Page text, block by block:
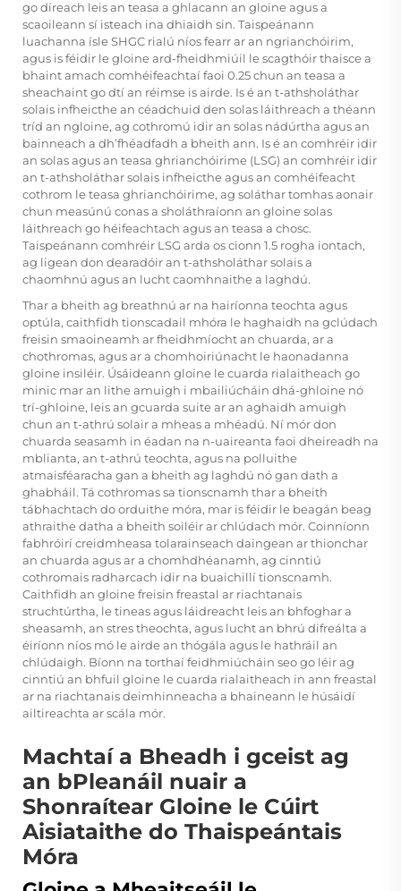
go díreach leis an teasa a ghlacann an gloine agus a
scaoileann sí isteach ina dhiaidh sin. Taispeánann
luachanna ísle SHGC rialú níos fearr ar an ngrianchóirim,
agus is féidir le gloine ard-fheidhmiúil le scagthóir thaisce a
bhaint amach comhéifeachtaí faoi 0.25 chun an teasa a
sheachaint go dtí an réimse is airde. Is é an t-athsholáthar
solais infheicthe an céadchuid den solas láithreach a théann
tríd an ngloine, ag cothromú idir an solas nádúrtha agus an
bainneach a dh’fhéadfadh a bheith ann. Is é an comhréir idir
an solas agus an teasa ghrianchóirime (LSG) an comhréir idir
an t-athsholáthar solais infheicthe agus an comhéifeacht
cothrom le teasa ghrianchóirime, ag soláthar tomhas aonair
chun measúnú conas a sholáthraíonn an gloine solas
láithreach go héifeachtach agus an teasa a chosc.
Taispeánann comhréir LSG arda os cionn 1.5 rogha iontach,
ag ligean don dearadóir an t-athsholáthar solais a
chaomhnú agus an lucht caomhnaithe a laghdú.
Thar a bheith ag breathnú ar na hairíonna teochta agus
optúla, caithfidh tionscadail mhóra le haghaidh na gclúdach
freisin smaoineamh ar fheidhmíocht an chuarda, ar a
chothromas, agus ar a chomhoiriúnacht le haonadanna
gloine insiléir. Úsáideann gloine le cuarda rialaitheach go
minic mar an lithe amuigh i mbailiúcháin dhá-ghloine nó
trí-ghloine, leis an gcuarda suite ar an aghaidh amuigh
chun an t-athrú solair a mheas a mhéadú. Ní mór don
chuarda seasamh in éadan na n-uaireanta faoi dheireadh na
mblianta, an t-athrú teochta, agus na polluithe
atmaisféaracha gan a bheith ag laghdú nó gan dath a
ghabháil. Tá cothromas sa tionscnamh thar a bheith
tábhachtach do orduithe móra, mar is féidir le beagán beag
athraithe datha a bheith soiléir ar chlúdach mór. Coinníonn
fabhróirí creidmheasa tolarainseach daingean ar thionchar
an chuarda agus ar a chomhdhéanamh, ag cinntiú
cothromais radharcach idir na buaichillí tionscnamh.
Caithfidh an gloine freisin freastal ar riachtanais
struchtúrtha, le tineas agus láidreacht leis an bhfoghar a
sheasamh, an stres theochta, agus lucht an bhrú difreálta a
éiríonn níos mó le airde an thógála agus le hathráil an
chlúdaigh. Bíonn na torthaí feidhmiúcháin seo go léir ag
cinntiú an bhfuil gloine le cuarda rialaitheach in ann freastal
ar na riachtanais deimhinneacha a bhaineann le húsáidí
ailtireachta ar scála mór.
Machtaí a Bheadh i gceist ag
an bPleanáil nuair a
Shonraítear Gloine le Cúirt
Aisiataithe do Thaispeántais
Móra